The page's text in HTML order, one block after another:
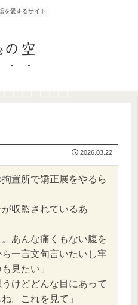
を愛するサイト
空
2026.03.22
置所で矯正展をやるら
が収監されているあ
あんな痛くもない腹を
一言文句言いたいし牢
見たい」
けどどんな目にあって
。これを見て」